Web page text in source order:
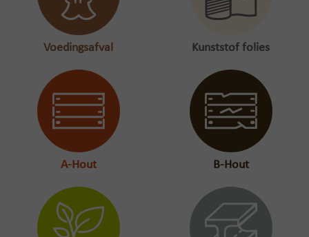
Voedingsafval Kunststof folies
A-Hout B-Hout